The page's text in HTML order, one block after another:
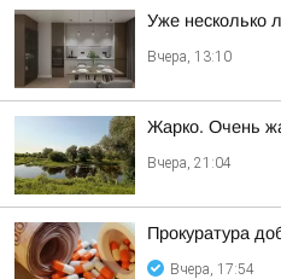
Уже несколько
Вчера, 13:10
Жарко. Очень
Вчера, 21:04
Прокуратура
Вчера, 17:54